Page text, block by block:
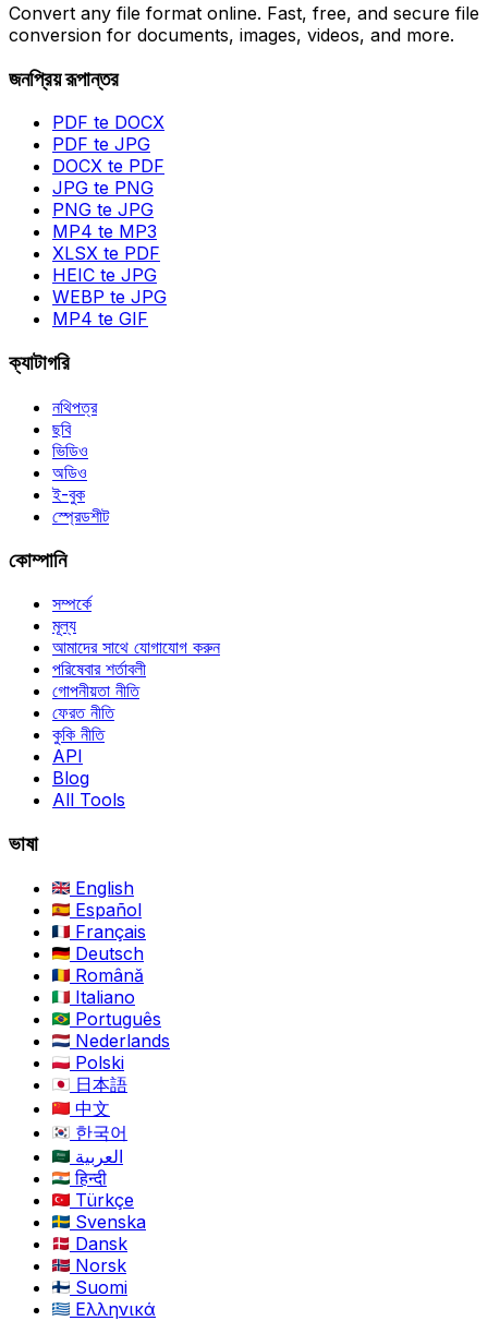
Convert any file format online. Fast, free, and secure file
conversion for documents, images, videos, and more.
জনপ্রিয় রূপান্তর
PDF te DOCX
PDF te JPG
DOCX te PDF
JPG te PNG
PNG te JPG
MP4 te MP3
XLSX te PDF
HEIC te JPG
WEBP te JPG
MP4 te GIF
ক্যাটাগরি
নথিপত্র
ছবি
ভিডিও
অডিও
ই-বুক
স্প্রেডশীট
কোম্পানি
সম্পর্কে
মূল্য
আমাদের সাথে যোগাযোগ করুন
পরিষেবার শর্তাবলী
গোপনীয়তা নীতি
ফেরত নীতি
কুকি নীতি
API
Blog
All Tools
ভাষা
English
Español
Français
Deutsch
Română
Italiano
Português
Nederlands
Polski
日本語
中文
한국어
العربية
हिन्दी
Türkçe
Svenska
Dansk
Norsk
Suomi
Ελληνικά